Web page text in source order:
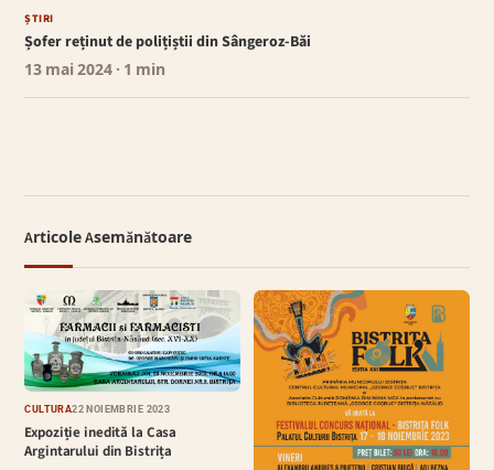
ȘTIRI
Șofer reținut de polițiștii din Sângeroz-Băi
13 mai 2024 · 1 min
Articole Asemănătoare
CULTURĂ22 NOIEMBRIE 2023
Expoziție inedită la Casa
Argintarului din Bistrița